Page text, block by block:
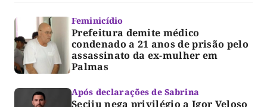
Feminicídio
Prefeitura demite médico
condenado a 21 anos de prisão pelo
assassinato da ex-mulher em
Palmas
Após declarações de Sabrina
Seciju nega privilégio a Igor Veloso